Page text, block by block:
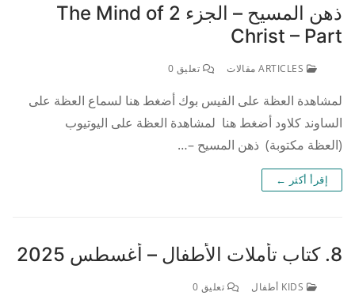
ذهن المسيح – الجزء 2 The Mind of
Christ – Part
تعليق 0
لمشاهدة العظة على الفيس بوك أضغط هنا لسماع العظة على
الساوند كلاود أضغط هنا لمشاهدة العظة على اليوتيوب
(العظة مكتوبة) ذهن المسيح –…
إقرأ أكثر ←
8. كتاب تأملات الأطفال – أغسطس 2025
تعليق 0